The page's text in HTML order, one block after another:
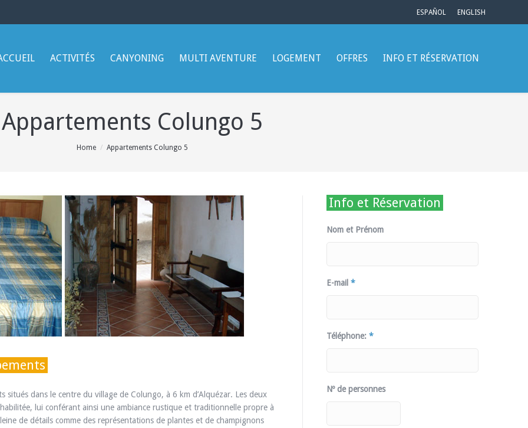
ESPAÑOL ENGLISH
ACTIVITÉS CANYONING MULTI AVENTURE LOGEMENT OFFRES INFO ET RÉSERVATION
Appartements Colungo 5
Home Appartements Colungo 5
situés dans le centre du village de Colungo, à 6 km d’Alquézar. Les deux
lui conférant ainsi une ambiance rustique et traditionnelle propre à
de détails comme des représentations de plantes et de champignons
Info et Réservation
Nom et Prénom
E-mail *
Téléphone: *
Nº de personnes